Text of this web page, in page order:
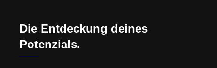
Die Entdeckung deines
Potenzials.